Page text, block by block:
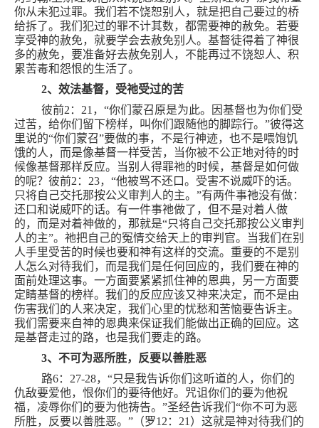
你从未犯过罪。我们若不饶恕别人，就是把自己要过的桥
给拆了。我们犯过的罪不计其数，都需要神的赦免。若要
享受神的赦免，就要学会去赦免别人。基督徒得着了神很
多的赦免，要准备好去赦免别人，不能再过不饶恕人、积
累苦毒和怨恨的生活了。
2、效法基督，受祂受过的苦
彼前2 ： 21 ，“你们蒙召原是为此。因基督也为你们受
过苦，给你们留下榜样，叫你们跟随他的脚踪行。”彼得这
里说的“你们蒙召”要做的事，不是行神迹，也不是喂饱饥
饿的人，而是像基督一样受苦，当你被不公正地对待的时
候像基督那样反应。当别人得罪祂的时候，基督是如何做
的呢？彼前2 ： 23，“他被骂不还口。受害不说威吓的话。
只将自己交托那按公义审判人的主。”有两件事祂没有做：
还口和说威吓的话。有一件事祂做了，但不是对着人做
的，而是对着神做的，那就是“只将自己交托那按公义审判
人的主”。祂把自己的冤情交给天上的审判官。当我们在别
人手里受苦的时候也要和神有这样的交流。重要的不是别
人怎么对待我们，而是我们是任何回应的，我们要在神的
面前处理这事。一方面要紧紧抓住神的恩典，另一方面要
定睛基督的榜样。我们的反应应该又神来决定，而不是由
伤害我们的人来决定，我们心里的忧愁和苦恼要告诉主。
我们需要来自神的恩典来保证我们能做出正确的回应。这
是基督走过的路，也是我们要走的路。
3、不可为恶所胜，反要以善胜恶
路6： 27-28，“只是我告诉你们这听道的人，你们的
仇敌要爱他，恨你们的要待他好。咒诅你们的要为他祝
福，凌辱你们的要为他祷告。”圣经告诉我们“你不可为恶
所胜，反要以善胜恶。”（罗12 ： 21 ）这就是神对待我们的